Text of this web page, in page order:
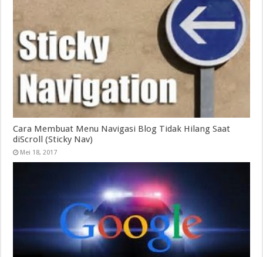
Cara Membuat Menu Navigasi Blog Tidak Hilang Saat
diScroll (Sticky Nav)
Mei 18, 2017